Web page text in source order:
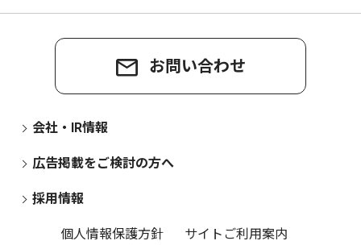
お問い合わせ
会社・IR情報
広告掲載をご検討の方へ
採用情報
個人情報保護方針
サイトご利用案内